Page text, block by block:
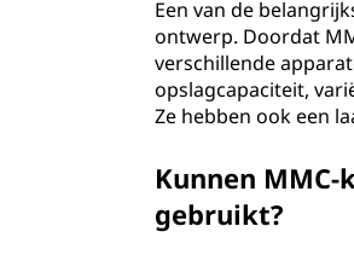
Een van de
ontwerp. Doordat
verschillende
opslagcapaciteit,
Ze hebben ook een
Kunnen
gebruikt?